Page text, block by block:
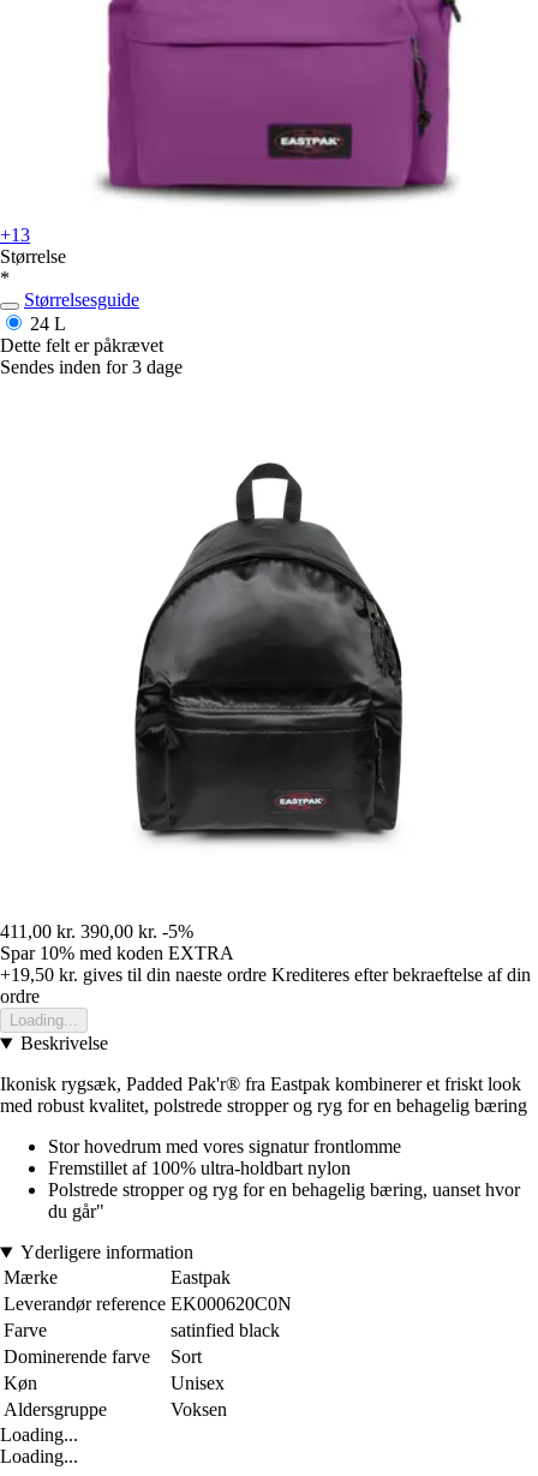
+13
Størrelse
*
Størrelsesguide
24 L
Dette felt er påkrævet
Sendes inden for 3 dage
411,00 kr. 390,00 kr. -5%
Spar 10% med koden EXTRA
+19,50 kr. gives til din naeste ordre Krediteres efter bekraeftelse af din
ordre
Loading...
Beskrivelse
Ikonisk rygsæk, Padded Pak'r® fra Eastpak kombinerer et friskt look
med robust kvalitet, polstrede stropper og ryg for en behagelig bæring
Stor hovedrum med vores signatur frontlomme
Fremstillet af 100% ultra-holdbart nylon
Polstrede stropper og ryg for en behagelig bæring, uanset hvor
du går"
Yderligere information
Mærke
Eastpak
Leverandør reference EK000620C0N
Farve
satinfied black
Dominerende farve
Sort
Køn
Unisex
Aldersgruppe
Voksen
Loading...
Loading...